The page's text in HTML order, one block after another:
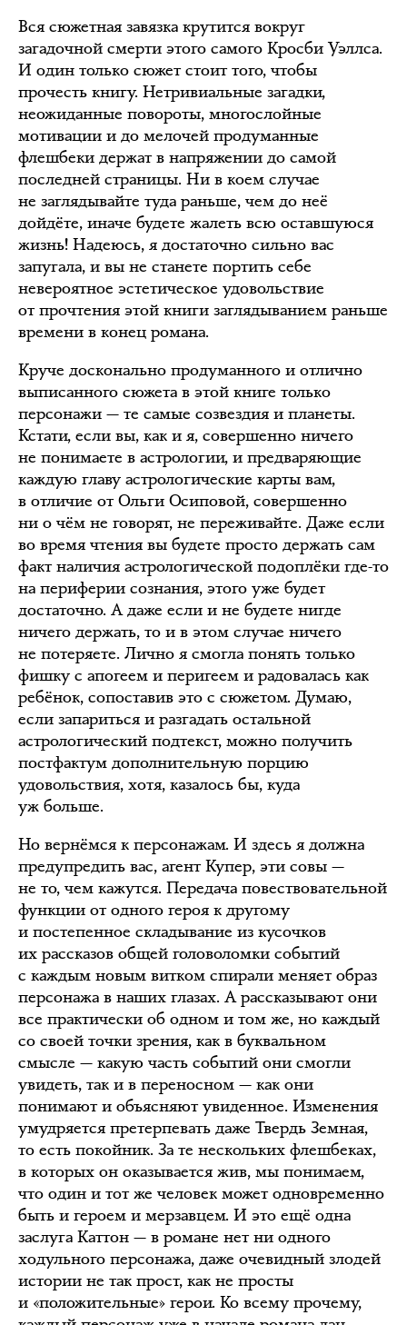
Вся сюжетная завязка крутится вокруг
загадочной смерти этого самого Кросби Уэллса.
И один только сюжет стоит того, чтобы
прочесть книгу. Нетривиальные загадки,
неожиданные повороты, многослойные
мотивации и до мелочей продуманные
флешбеки держат в напряжении до самой
последней страницы. Ни в коем случае
не заглядывайте туда раньше, чем до неё
дойдёте, иначе будете жалеть всю оставшуюся
жизнь! Надеюсь, я достаточно сильно вас
запугала, и вы не станете портить себе
невероятное эстетическое удовольствие
от прочтения этой книги заглядыванием раньше
времени в конец романа.
Круче досконально продуманного и отлично
выписанного сюжета в этой книге только
персонажи — те самые созвездия и планеты.
Кстати, если вы, как и я, совершенно ничего
не понимаете в астрологии, и предваряющие
каждую главу астрологические карты вам,
в отличие от Ольги Осиповой, совершенно
ни о чём не говорят, не переживайте. Даже если
во время чтения вы будете просто держать сам
факт наличия астрологической подоплёки где-то
на периферии сознания, этого уже будет
достаточно. А даже если и не будете нигде
ничего держать, то и в этом случае ничего
не потеряете. Лично я смогла понять только
фишку с апогеем и перигеем и радовалась как
ребёнок, сопоставив это с сюжетом. Думаю,
если запариться и разгадать остальной
астрологический подтекст, можно получить
постфактум дополнительную порцию
удовольствия, хотя, казалось бы, куда
уж больше.
Но вернёмся к персонажам. И здесь я должна
предупредить вас, агент Купер, эти совы —
не то, чем кажутся. Передача повествовательной
функции от одного героя к другому
и постепенное складывание из кусочков
их рассказов общей головоломки событий
с каждым новым витком спирали меняет образ
персонажа в наших глазах. А рассказывают они
все практически об одном и том же, но каждый
со своей точки зрения, как в буквальном
смысле — какую часть событий они смогли
увидеть, так и в переносном — как они
понимают и объясняют увиденное. Изменения
умудряется претерпевать даже Твердь Земная,
то есть покойник. За те нескольких флешбеках,
в которых он оказывается жив, мы понимаем,
что один и тот же человек может одновременно
быть и героем и мерзавцем. И это ещё одна
заслуга Каттон — в романе нет ни одного
ходульного персонажа, даже очевидный злодей
истории не так прост, как не просты
и «положительные» герои. Ко всему прочему,